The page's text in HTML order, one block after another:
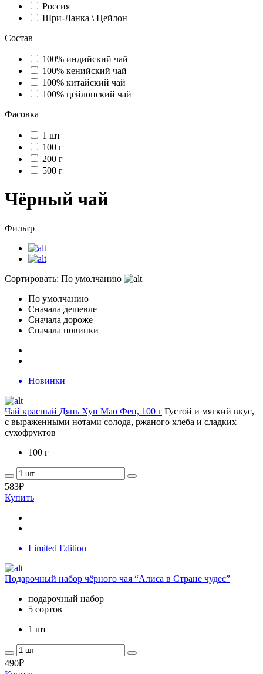
Россия
Шри-Ланка \ Цейлон
Состав
100% индийский чай
100% кенийский чай
100% китайский чай
100% цейлонский чай
Фасовка
1 шт
100 г
200 г
500 г
Чёрный чай
Фильтр
Сортировать: По умолчанию
По умолчанию
Сначала дешевле
Сначала дороже
Сначала новинки
Новинки
Чай красный Дянь Хун Мао Фен, 100 г Густой и мягкий вкус,
с выраженными нотами солода, ржаного хлеба и сладких
сухофруктов
100 г
583₽
Купить
Limited Edition
Подарочный набор чёрного чая “Алиса в Стране чудес”
подарочный набор
5 сортов
1 шт
490₽